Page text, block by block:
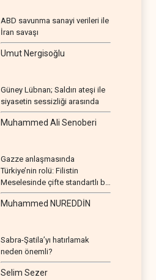
ABD savunma sanayi verileri ile
İran savaşı
Umut Nergisoğlu
Güney Lübnan; Saldırı ateşi ile
siyasetin sessizliği arasında
Muhammed Ali Senoberi
Gazze anlaşmasında
Türkiye’nin rolü: Filistin
Meselesinde çifte standartlı bir
seyir
Muhammed NUREDDİN
Sabra-Şatila’yı hatırlamak
neden önemli?
Selim Sezer